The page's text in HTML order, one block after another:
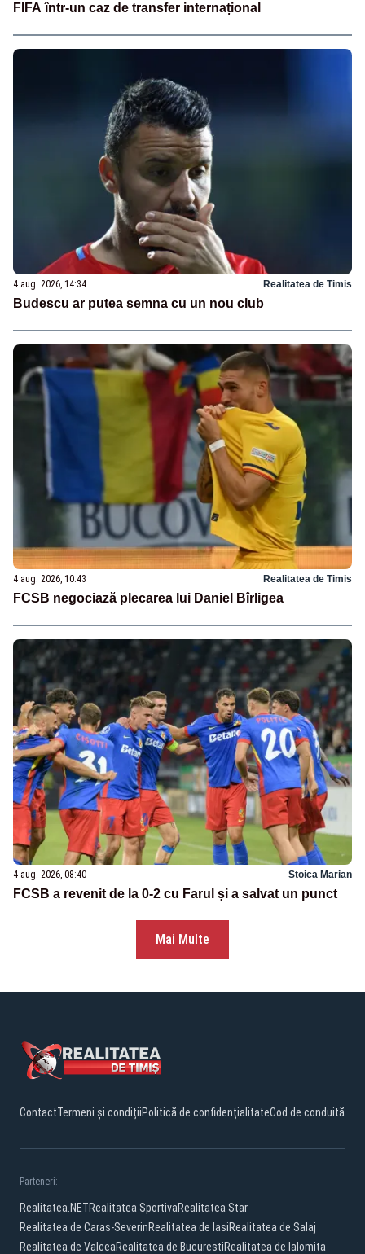
FIFA într-un caz de transfer internațional
4 aug. 2026, 14:34 Realitatea de Timis
Budescu ar putea semna cu un nou club
4 aug. 2026, 10:43 Realitatea de Timis
FCSB negociază plecarea lui Daniel Bîrligea
4 aug. 2026, 08:40 Stoica Marian
FCSB a revenit de la 0-2 cu Farul și a salvat un punct
Mai Multe
ContactTermeni și condițiiPolitică de confidențialitateCod de conduită
Parteneri:
Realitatea.NETRealitatea SportivaRealitatea Star
Realitatea de Caras-SeverinRealitatea de IasiRealitatea de Salaj
Realitatea de ValceaRealitatea de BucurestiRealitatea de Ialomita